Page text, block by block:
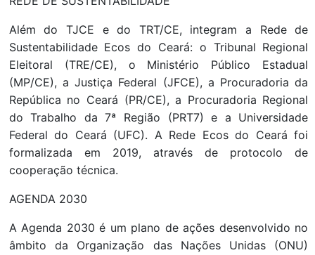
Além do TJCE e do TRT/CE, integram a Rede de
Sustentabilidade Ecos do Ceará: o Tribunal Regional
Eleitoral (TRE/CE), o Ministério Público Estadual
(MP/CE), a Justiça Federal (JFCE), a Procuradoria da
República no Ceará (PR/CE), a Procuradoria Regional
do Trabalho da 7ª Região (PRT7) e a Universidade
Federal do Ceará (UFC). A Rede Ecos do Ceará foi
formalizada em 2019, através de protocolo de
cooperação técnica.
AGENDA 2030
A Agenda 2030 é um plano de ações desenvolvido no
âmbito da Organização das Nações Unidas (ONU)